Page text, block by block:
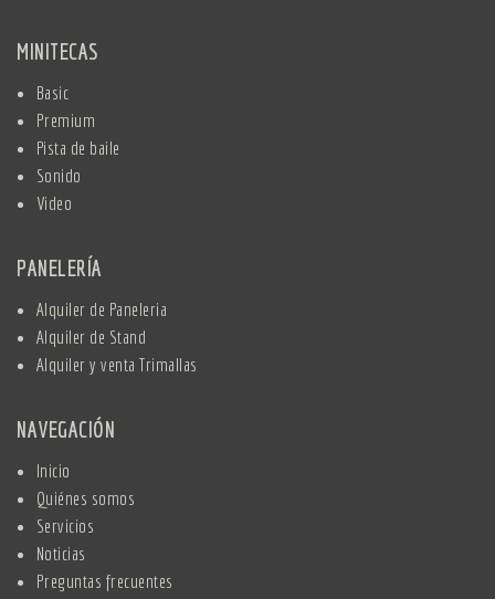
MINITECAS
Basic
Premium
Pista de baile
Sonido
Video
PANELERÍA
Alquiler de Paneleria
Alquiler de Stand
Alquiler y venta Trimallas
NAVEGACIÓN
Inicio
Quiénes somos
Servicios
Noticias
Preguntas frecuentes